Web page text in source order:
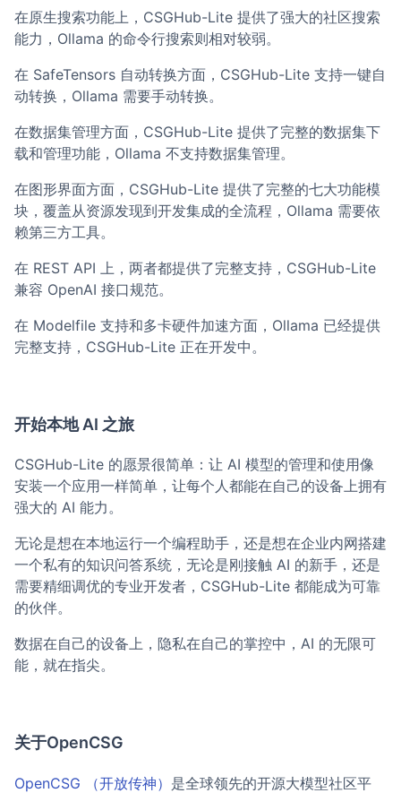
在原生搜索功能上，CSGHub-Lite 提供了强大的社区搜索
能力，Ollama 的命令行搜索则相对较弱。
在 SafeTensors 自动转换方面，CSGHub-Lite 支持一键自
动转换，Ollama 需要手动转换。
在数据集管理方面，CSGHub-Lite 提供了完整的数据集下
载和管理功能，Ollama 不支持数据集管理。
在图形界面方面，CSGHub-Lite 提供了完整的七大功能模
块，覆盖从资源发现到开发集成的全流程，Ollama 需要依
赖第三方工具。
在 REST API 上，两者都提供了完整支持，CSGHub-Lite
兼容 OpenAI 接口规范。
在 Modelfile 支持和多卡硬件加速方面，Ollama 已经提供
完整支持，CSGHub-Lite 正在开发中。
开始本地 AI 之旅
CSGHub-Lite 的愿景很简单：让 AI 模型的管理和使用像
安装一个应用一样简单，让每个人都能在自己的设备上拥有
强大的 AI 能力。
无论是想在本地运行一个编程助手，还是想在企业内网搭建
一个私有的知识问答系统，无论是刚接触 AI 的新手，还是
需要精细调优的专业开发者，CSGHub-Lite 都能成为可靠
的伙伴。
数据在自己的设备上，隐私在自己的掌控中，AI 的无限可
能，就在指尖。
关于OpenCSG
OpenCSG （开放传神） 是全球领先的开源大模型社区平